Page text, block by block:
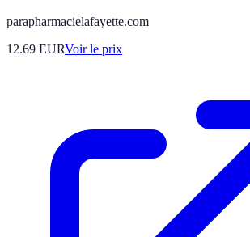
parapharmacielafayette.com
12.69 EURVoir le prix